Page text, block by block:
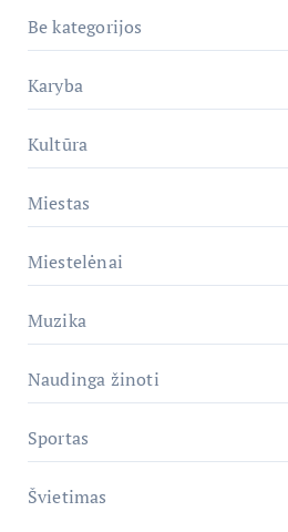
Be kategorijos
Karyba
Kultūra
Miestas
Miestelėnai
Muzika
Naudinga žinoti
Sportas
Švietimas